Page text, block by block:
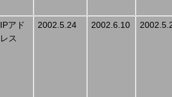
IPアド
レス
2002.5.24 2002.6.10